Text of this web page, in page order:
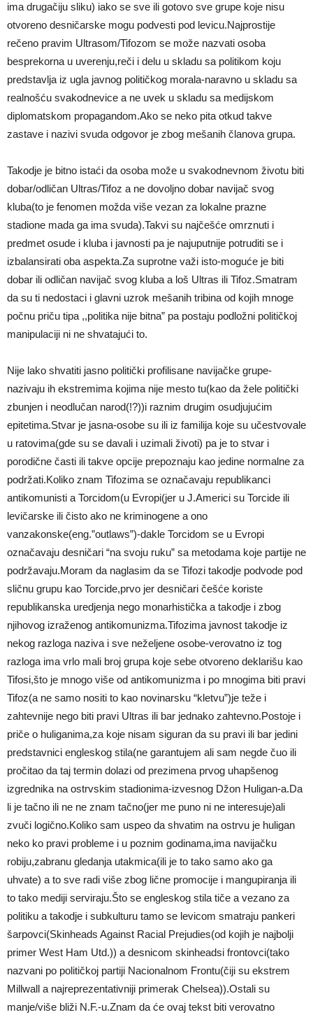
ima drugačiju sliku) iako se sve ili gotovo sve grupe koje nisu
otvoreno desničarske mogu podvesti pod levicu.Najprostije
rečeno pravim Ultrasom/Tifozom se može nazvati osoba
besprekorna u uverenju,reči i delu u skladu sa politikom koju
predstavlja iz ugla javnog političkog morala-naravno u skladu sa
realnošću svakodnevice a ne uvek u skladu sa medijskom
diplomatskom propagandom.Ako se neko pita otkud takve
zastave i nazivi svuda odgovor je zbog mešanih članova grupa.
Takodje je bitno istaći da osoba može u svakodnevnom životu biti
dobar/odličan Ultras/Tifoz a ne dovoljno dobar navijač svog
kluba(to je fenomen možda više vezan za lokalne prazne
stadione mada ga ima svuda).Takvi su najčešće omrznuti i
predmet osude i kluba i javnosti pa je najuputnije potruditi se i
izbalansirati oba aspekta.Za suprotne važi isto-moguće je biti
dobar ili odličan navijač svog kluba a loš Ultras ili Tifoz.Smatram
da su ti nedostaci i glavni uzrok mešanih tribina od kojih mnoge
počnu priču tipa ,,politika nije bitna” pa postaju podložni političkoj
manipulaciji ni ne shvatajući to.
Nije lako shvatiti jasno politički profilisane navijačke grupe-
nazivaju ih ekstremima kojima nije mesto tu(kao da žele politički
zbunjen i neodlučan narod(!?))i raznim drugim osudjujućim
epitetima.Stvar je jasna-osobe su ili iz familija koje su učestvovale
u ratovima(gde su se davali i uzimali životi) pa je to stvar i
porodične časti ili takve opcije prepoznaju kao jedine normalne za
podržati.Koliko znam Tifozima se označavaju republikanci
antikomunisti a Torcidom(u Evropi(jer u J.Americi su Torcide ili
levičarske ili čisto ako ne kriminogene a ono
vanzakonske(eng.”outlaws”)-dakle Torcidom se u Evropi
označavaju desničari “na svoju ruku” sa metodama koje partije ne
podržavaju.Moram da naglasim da se Tifozi takodje podvode pod
sličnu grupu kao Torcide,prvo jer desničari češće koriste
republikanska uredjenja nego monarhistička a takodje i zbog
njihovog izraženog antikomunizma.Tifozima javnost takodje iz
nekog razloga naziva i sve neželjene osobe-verovatno iz tog
razloga ima vrlo mali broj grupa koje sebe otvoreno deklarišu kao
Tifosi,što je mnogo više od antikomunizma i po mnogima biti pravi
Tifoz(a ne samo nositi to kao novinarsku “kletvu”)je teže i
zahtevnije nego biti pravi Ultras ili bar jednako zahtevno.Postoje i
priče o huliganima,za koje nisam siguran da su pravi ili bar jedini
predstavnici engleskog stila(ne garantujem ali sam negde čuo ili
pročitao da taj termin dolazi od prezimena prvog uhapšenog
izgrednika na ostrvskim stadionima-izvesnog Džon Huligan-a.Da
li je tačno ili ne ne znam tačno(jer me puno ni ne interesuje)ali
zvuči logično.Koliko sam uspeo da shvatim na ostrvu je huligan
neko ko pravi probleme i u poznim godinama,ima navijačku
robiju,zabranu gledanja utakmica(ili je to tako samo ako ga
uhvate) a to sve radi više zbog lične promocije i mangupiranja ili
to tako mediji serviraju.Što se engleskog stila tiče a vezano za
politiku a takodje i subkulturu tamo se levicom smatraju pankeri
šarpovci(Skinheads Against Racial Prejudies(od kojih je najbolji
primer West Ham Utd.)) a desnicom skinheadsi frontovci(tako
nazvani po političkoj partiji Nacionalnom Frontu(čiji su ekstrem
Millwall a najreprezentativniji primerak Chelsea)).Ostali su
manje/više bliži N.F.-u.Znam da će ovaj tekst biti verovatno